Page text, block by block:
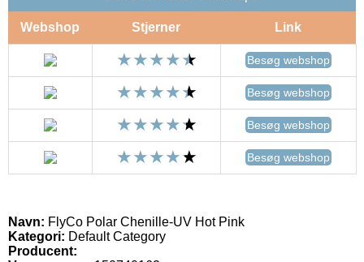
Webshop Stjerner Link
Besøg webshop
Besøg webshop
Besøg webshop
Besøg webshop
Navn: FlyCo Polar Chenille-UV Hot Pink
Kategori: Default Category
Producent: